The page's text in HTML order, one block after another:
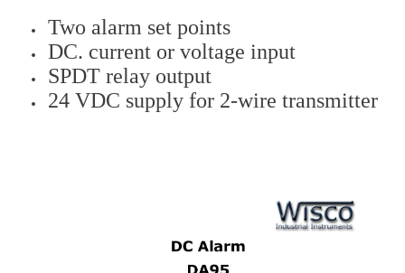
Two alarm set points
DC. current or voltage input
SPDT relay output
24 VDC supply for 2-wire transmitter